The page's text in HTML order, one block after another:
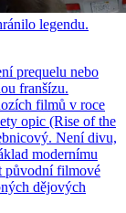
legendu.
prequelu nebo
franšízu.
filmů v roce
opic (Rise of the
Není divu,
modernímu
původní filmové
dějových